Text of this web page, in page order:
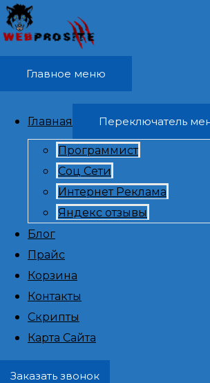
Перейти к содержимому
Главное меню
Главная Переключатель
Программист
Соц Сети
Интернет Реклама
Яндекс отзывы
Блог
Прайс
Корзина
Контакты
Скрипты
Карта Сайта
Заказать звонок